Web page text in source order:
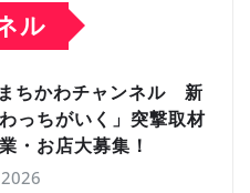
ル
ちかわチャンネル 新
っちがいく」突撃取材
・お店大募集！